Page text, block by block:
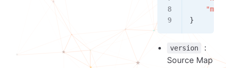
}
version
：
Source Map